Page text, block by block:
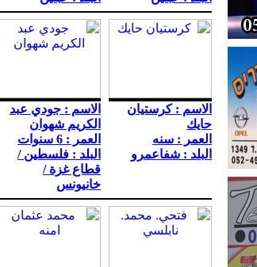
الاسم : كرستيان
حايك
العمر : سنه
البلد : شفاعمرو
الاسم : جودي عبد
الكريم شهوان
العمر : 6 سنوات
البلد : فلسطين /
قطاع غزة /
خانيونس